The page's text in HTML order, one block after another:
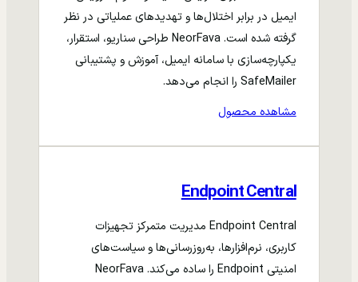
ایمیل در برابر اختلال‌ها و تهدیدهای عملیاتی در نظر
گرفته شده است. NeorFava طراحی سناریو، استقرار،
یکپارچه‌سازی با سامانه ایمیل، آموزش و پشتیبانی
SafeMailer را انجام می‌دهد.
مشاهده محصول
Endpoint Central
Endpoint Central مدیریت متمرکز تجهیزات
کاربری، نرم‌افزارها، به‌روزرسانی‌ها و سیاست‌های
امنیتی Endpoint را ساده می‌کند. NeorFava